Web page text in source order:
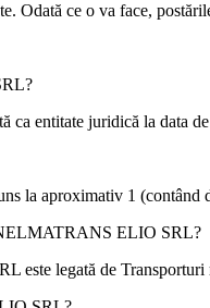
Odată ce o va face,
?
entitate juridică la data de
la aproximativ 1 (contând
ELIO SRL?
este legată de Transporturi